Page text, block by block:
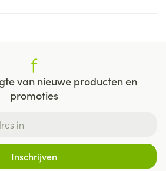
van nieuwe producten en
promoties
Inschrijven